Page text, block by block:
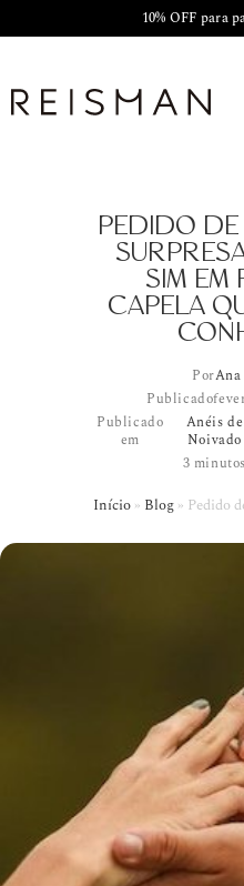
10% OFF para
PEDIDO
SIM EM
CAPELA
Por
Publicado
Publicado
em
Anéis de
Noivado
3
Início » Blog » Pedido